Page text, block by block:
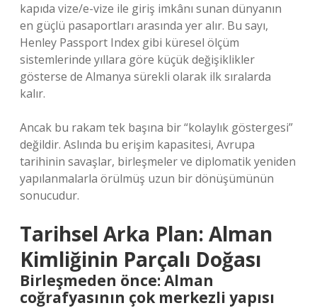
kapıda vize/e-vize ile giriş imkânı sunan dünyanın
en güçlü pasaportları arasında yer alır. Bu sayı,
Henley Passport Index gibi küresel ölçüm
sistemlerinde yıllara göre küçük değişiklikler
gösterse de Almanya sürekli olarak ilk sıralarda
kalır.
Ancak bu rakam tek başına bir “kolaylık göstergesi”
değildir. Aslında bu erişim kapasitesi, Avrupa
tarihinin savaşlar, birleşmeler ve diplomatik yeniden
yapılanmalarla örülmüş uzun bir dönüşümünün
sonucudur.
Tarihsel Arka Plan: Alman
Kimliğinin Parçalı Doğası
Birleşmeden önce: Alman
coğrafyasının çok merkezli yapısı